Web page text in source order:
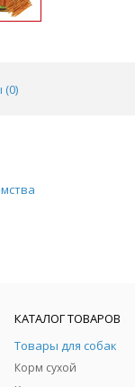
(0)
КАТАЛОГ ТОВАРОВ
Товары для собак
Корм сухой